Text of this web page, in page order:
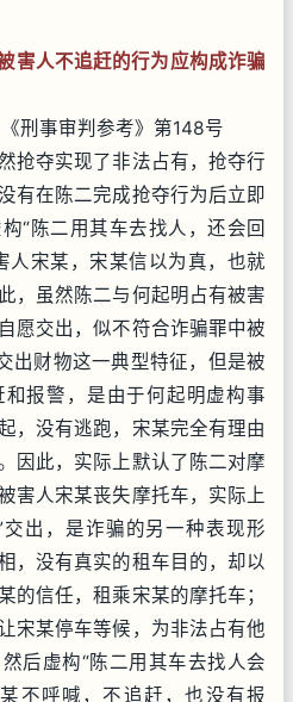
害人不追赶的行为应构成诈骗
刑事审判参考》第148号
抢夺实现了非法占有，抢夺行
有在陈二完成抢夺行为后立即
“陈二用其车去找人，还会回
人宋某，宋某信以为真，也就
，虽然陈二与何起明占有被害
愿交出，似不符合诈骗罪中被
出财物这一典型特征，但是被
报警，是由于何起明虚构事
，没有逃跑，宋某完全有理由
因此，实际上默认了陈二对摩
害人宋某丧失摩托车，实际上
出，是诈骗的另一种表现形
，没有真实的租车目的，却以
的信任，租乘宋某的摩托车；
宋某停车等候，为非法占有他
后虚构“陈二用其车去找人会
不呼喊，不追赶，也没有报